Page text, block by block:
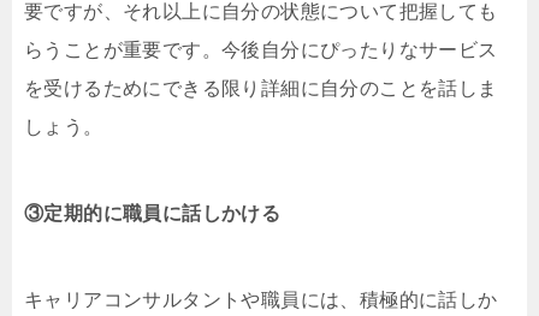
要ですが、それ以上に自分の状態について把握しても
らうことが重要です。今後自分にぴったりなサービス
を受けるためにできる限り詳細に自分のことを話しま
しょう。
③定期的に職員に話しかける
キャリアコンサルタントや職員には、積極的に話しか